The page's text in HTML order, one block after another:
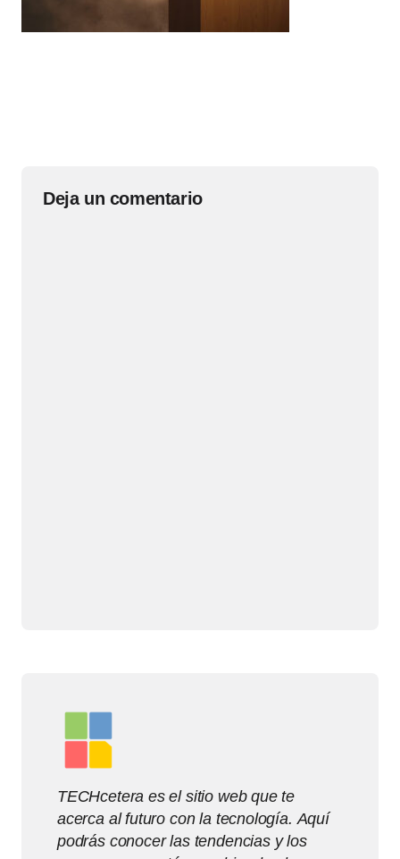
Deja un comentario
TECHcetera es el sitio web que te
acerca al futuro con la tecnología. Aquí
podrás conocer las tendencias y los